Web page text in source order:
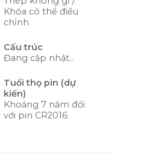
Khóa có thể điều
chỉnh
Cấu trúc
Đang cập nhật…
Tuổi thọ pin (dự
kiến)
Khoảng 7 năm đối
với pin CR2016